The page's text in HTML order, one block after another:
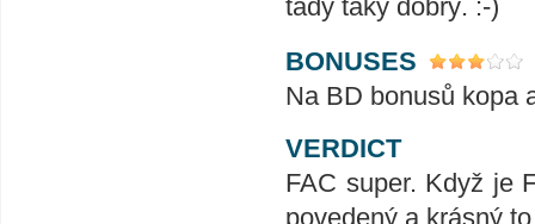
tady taky dobrý. :-)
BONUSES
Na BD bonusů kopa
VERDICT
FAC super. Když je
povedený a krásný